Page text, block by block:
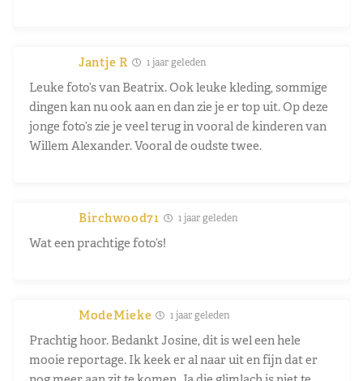
Jantje R 1 jaar geleden
Leuke foto’s van Beatrix. Ook leuke kleding, sommige
dingen kan nu ook aan en dan zie je er top uit. Op deze
jonge foto’s zie je veel terug in vooral de kinderen van
Willem Alexander. Vooral de oudste twee.
Birchwood71 1 jaar geleden
Wat een prachtige foto’s!
ModeMieke 1 jaar geleden
Prachtig hoor. Bedankt Josine, dit is wel een hele
mooie reportage. Ik keek er al naar uit en fijn dat er